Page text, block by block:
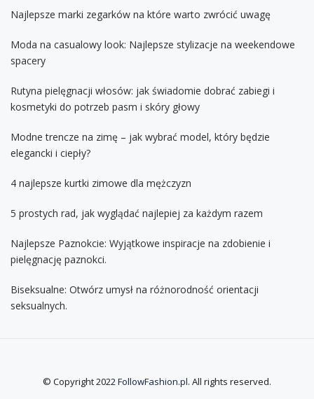
Najlepsze marki zegarków na które warto zwrócić uwagę
Moda na casualowy look: Najlepsze stylizacje na weekendowe
spacery
Rutyna pielęgnacji włosów: jak świadomie dobrać zabiegi i
kosmetyki do potrzeb pasm i skóry głowy
Modne trencze na zimę – jak wybrać model, który będzie
elegancki i ciepły?
4 najlepsze kurtki zimowe dla mężczyzn
5 prostych rad, jak wyglądać najlepiej za każdym razem
Najlepsze Paznokcie: Wyjątkowe inspiracje na zdobienie i
pielęgnację paznokci.
Biseksualne: Otwórz umysł na różnorodność orientacji
seksualnych.
© Copyright 2022FollowFashion.pl. All rights reserved.